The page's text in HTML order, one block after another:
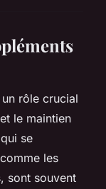
rôle crucial
le maintien
se
les
sont souvent